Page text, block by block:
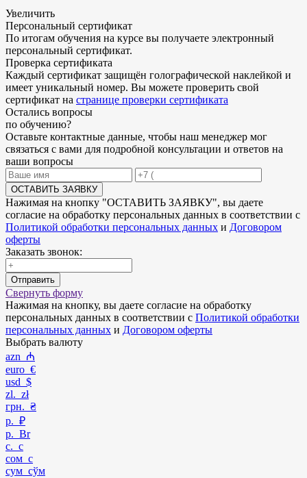
Увеличить
Персональный сертификат
По итогам обучения на курсе вы получаете электронный
персональный сертификат.
Проверка сертификата
Каждый сертификат защищён голографической наклейкой и
имеет уникальный номер. Вы можете проверить свой
сертификат на странице проверки сертификата
Остались вопросы
по обучению?
Оставьте контактные данные, чтобы наш менеджер мог
связаться с вами для подробной консультации и ответов на
ваши вопросы
ОСТАВИТЬ ЗАЯВКУ
Нажимая на кнопку "ОСТАВИТЬ ЗАЯВКУ", вы даете
согласие на обработку персональных данных в соответствии с
Политикой обработки персональных данных и Договором
оферты
Заказать звонок:
Отправить
Свернуть форму
Нажимая на кнопку, вы даете согласие на обработку
персональных данных в соответствии с Политикой обработки
персональных данных и Договором оферты
Выбрать валюту
azn ₼
euro €
usd $
zl. zł
грн. ₴
р. ₽
р. Br
с. с
сом с
сум сўм